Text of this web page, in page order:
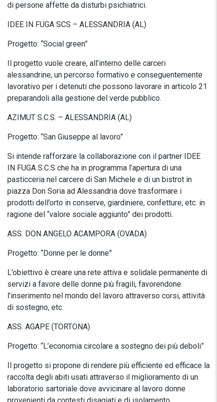
di persone affette da disturbi psichiatrici.
IDEE IN FUGA SCS – ALESSANDRIA (AL)
Progetto: “Social green”
Il progetto vuole creare, all’interno delle carceri
alessandrine, un percorso formativo e conseguentemente
lavorativo per i detenuti che possono lavorare in articolo 21
preparandoli alla gestione del verde pubblico.
AZIMUT S.C.S. – ALESSANDRIA (AL)
Progetto: “San Giuseppe al lavoro”
Si intende rafforzare la collaborazione con il partner IDEE
IN FUGA S.C.S che ha in programma l’apertura di una
pasticceria nel carcere di San Michele e di un bistrot in
piazza Don Soria ad Alessandria dove trasformare i
prodotti dell’orto in conserve, giardiniere, confetture, etc. in
ragione del “valore sociale aggiunto” dei prodotti.
ASS. DON ANGELO ACAMPORA (OVADA)
Progetto: “Donne per le donne”
L’obiettivo è creare una rete attiva e solidale permanente di
servizi a favore delle donne più fragili, favorendone
l’inserimento nel mondo del lavoro attraverso corsi, attività
di sostegno, etc.
ASS. AGAPE (TORTONA)
Progetto: “L’economia circolare a sostegno dei più deboli”
Il progetto si propone di rendere più efficiente ed efficace la
raccolta degli abiti usati attraverso il miglioramento di un
laboratorio sartoriale dove avvicinare al lavoro donne